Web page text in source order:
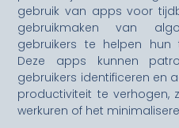
gebruik van apps voor
gebruikmaken van
gebruikers te helpen hun
Deze apps kunnen
gebruikers identificeren en
productiviteit te verhogen,
werkuren of het